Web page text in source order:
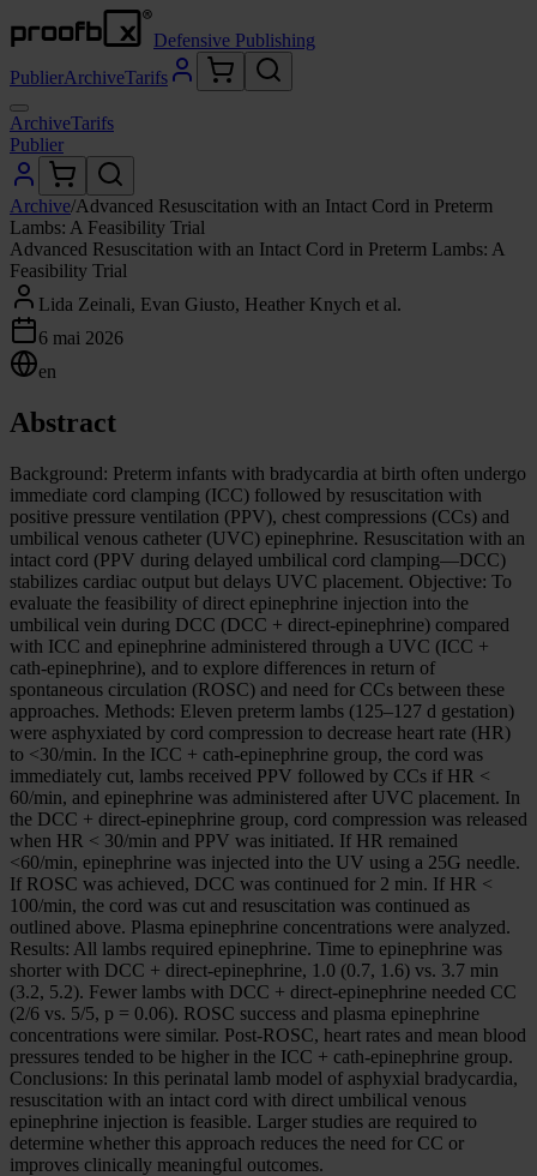
Defensive Publishing
PublierArchiveTarifs
ArchiveTarifs
Publier
Archive/Advanced Resuscitation with an Intact Cord in Preterm
Lambs: A Feasibility Trial
Advanced Resuscitation with an Intact Cord in Preterm Lambs: A
Feasibility Trial
Lida Zeinali, Evan Giusto, Heather Knych et al.
6 mai 2026
en
Abstract
Background: Preterm infants with bradycardia at birth often undergo
immediate cord clamping (ICC) followed by resuscitation with
positive pressure ventilation (PPV), chest compressions (CCs) and
umbilical venous catheter (UVC) epinephrine. Resuscitation with an
intact cord (PPV during delayed umbilical cord clamping—DCC)
stabilizes cardiac output but delays UVC placement. Objective: To
evaluate the feasibility of direct epinephrine injection into the
umbilical vein during DCC (DCC + direct-epinephrine) compared
with ICC and epinephrine administered through a UVC (ICC +
cath-epinephrine), and to explore differences in return of
spontaneous circulation (ROSC) and need for CCs between these
approaches. Methods: Eleven preterm lambs (125–127 d gestation)
were asphyxiated by cord compression to decrease heart rate (HR)
to <30/min. In the ICC + cath-epinephrine group, the cord was
immediately cut, lambs received PPV followed by CCs if HR <
60/min, and epinephrine was administered after UVC placement. In
the DCC + direct-epinephrine group, cord compression was released
when HR < 30/min and PPV was initiated. If HR remained
<60/min, epinephrine was injected into the UV using a 25G needle.
If ROSC was achieved, DCC was continued for 2 min. If HR <
100/min, the cord was cut and resuscitation was continued as
outlined above. Plasma epinephrine concentrations were analyzed.
Results: All lambs required epinephrine. Time to epinephrine was
shorter with DCC + direct-epinephrine, 1.0 (0.7, 1.6) vs. 3.7 min
(3.2, 5.2). Fewer lambs with DCC + direct-epinephrine needed CC
(2/6 vs. 5/5, p = 0.06). ROSC success and plasma epinephrine
concentrations were similar. Post-ROSC, heart rates and mean blood
pressures tended to be higher in the ICC + cath-epinephrine group.
Conclusions: In this perinatal lamb model of asphyxial bradycardia,
resuscitation with an intact cord with direct umbilical venous
epinephrine injection is feasible. Larger studies are required to
determine whether this approach reduces the need for CC or
improves clinically meaningful outcomes.